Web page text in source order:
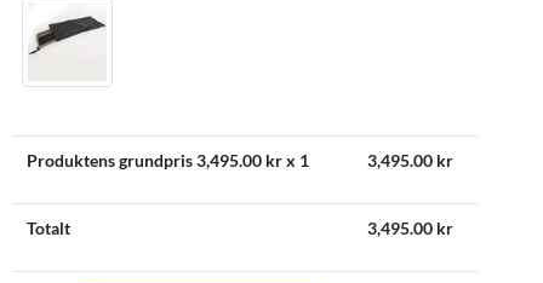
Produktens grundpris3,495.00 kr x 1 3,495.00 kr
Totalt 3,495.00 kr